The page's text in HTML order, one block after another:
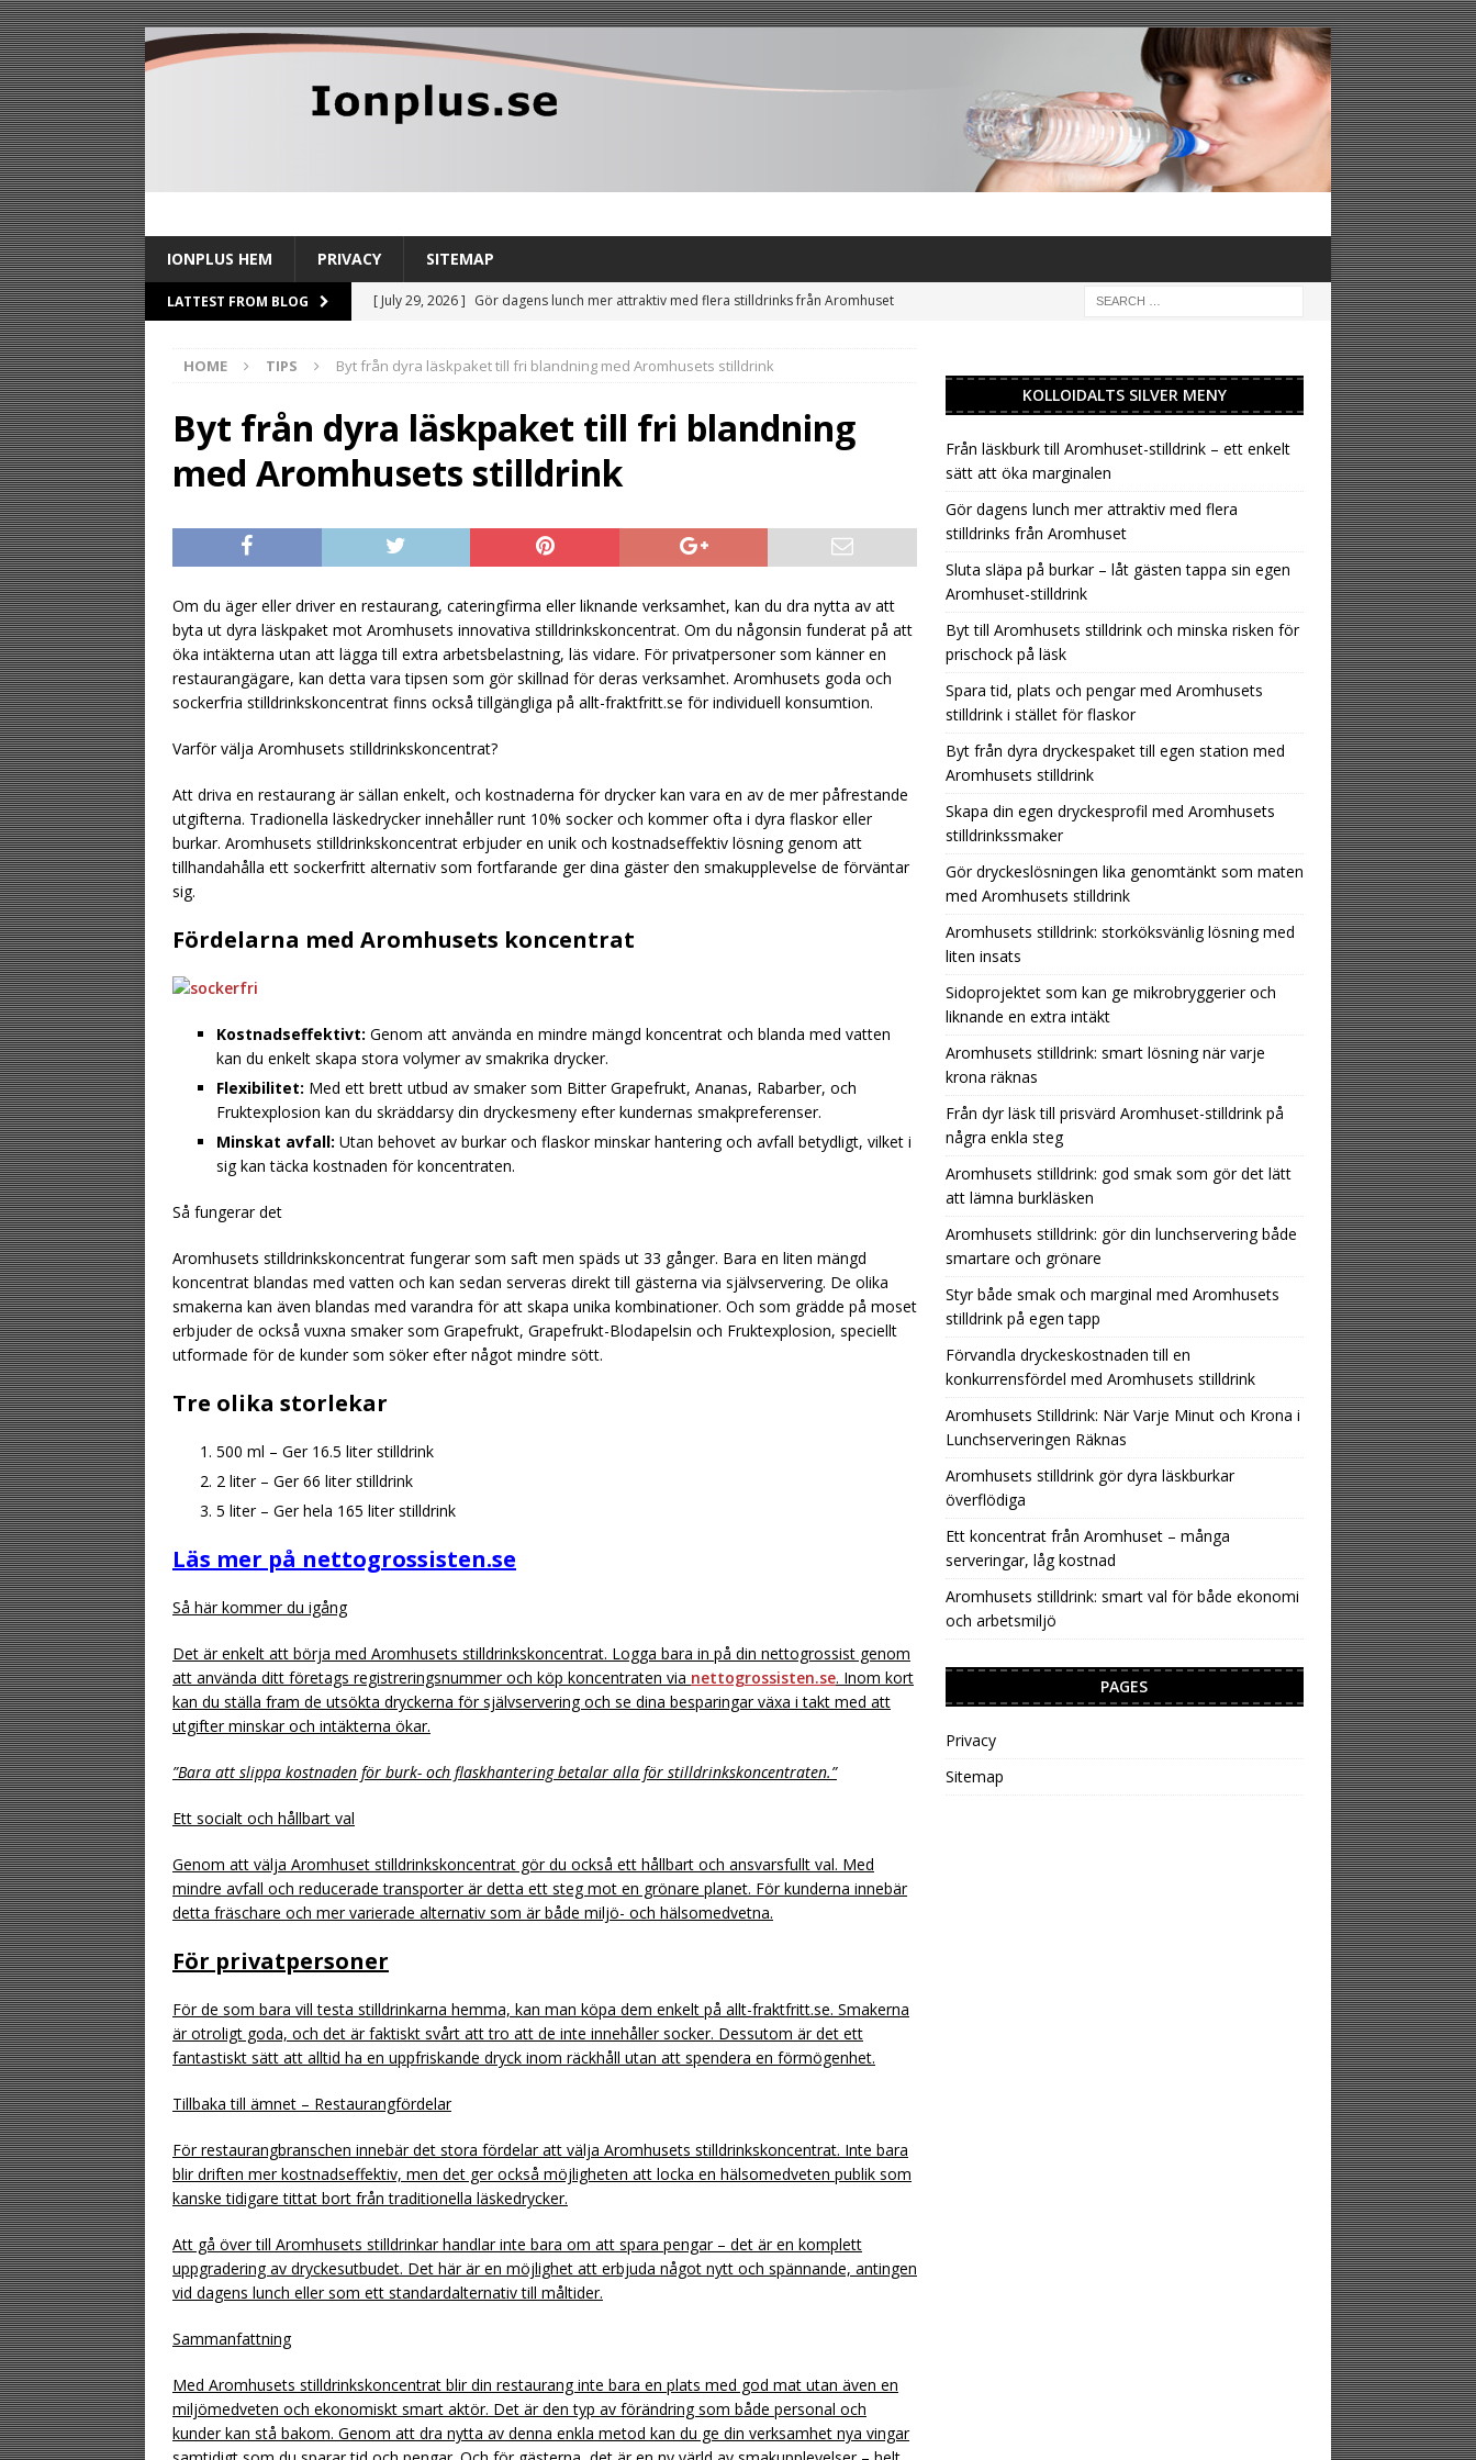
IONPLUS HEM PRIVACY SITEMAP
LATTEST FROM BLOG [ July 29, 2026 ] Gör dagens lunch mer attraktiv med flera stilldrinks från Aromhuset
[ July 27, 2026 ] Sluta släpa på burkar – låt gästen tappa sin egen Aromhuset-
stilldrink
TIPS
Byt till Aromhusets stilldrink och minska risken för prischock på läsk
TIPS
[ July 23, 2026 ] Spara tid, plats och pengar med Aromhusets stilldrink i stället för
[ August 2, 2026 ] Från läskburk till Aromhuset-stilldrink – ett enkelt sätt att öka
marginalen
TIPS
HOME TIPS Byt från dyra läskpaket till fri blandning med Aromhusets stilldrink
Byt från dyra läskpaket till fri blandning
med Aromhusets stilldrink
Om du äger eller driver en restaurang, cateringfirma eller liknande verksamhet, kan du dra nytta av att
byta ut dyra läskpaket mot Aromhusets innovativa stilldrinkskoncentrat. Om du någonsin funderat på att
öka intäkterna utan att lägga till extra arbetsbelastning, läs vidare. För privatpersoner som känner en
restaurangägare, kan detta vara tipsen som gör skillnad för deras verksamhet. Aromhusets goda och
sockerfria stilldrinkskoncentrat finns också tillgängliga på allt-fraktfritt.se för individuell konsumtion.
Varför välja Aromhusets stilldrinkskoncentrat?
Att driva en restaurang är sällan enkelt, och kostnaderna för drycker kan vara en av de mer påfrestande
utgifterna. Tradionella läskedrycker innehåller runt 10% socker och kommer ofta i dyra flaskor eller
burkar. Aromhusets stilldrinkskoncentrat erbjuder en unik och kostnadseffektiv lösning genom att
tillhandahålla ett sockerfritt alternativ som fortfarande ger dina gäster den smakupplevelse de förväntar
sig.
Fördelarna med Aromhusets koncentrat
Kostnadseffektivt: Genom att använda en mindre mängd koncentrat och blanda med vatten
kan du enkelt skapa stora volymer av smakrika drycker.
Flexibilitet: Med ett brett utbud av smaker som Bitter Grapefrukt, Ananas, Rabarber, och
Fruktexplosion kan du skräddarsy din dryckesmeny efter kundernas smakpreferenser.
Minskat avfall: Utan behovet av burkar och flaskor minskar hantering och avfall betydligt, vilket i
sig kan täcka kostnaden för koncentraten.
Så fungerar det
Aromhusets stilldrinkskoncentrat fungerar som saft men späds ut 33 gånger. Bara en liten mängd
koncentrat blandas med vatten och kan sedan serveras direkt till gästerna via självservering. De olika
smakerna kan även blandas med varandra för att skapa unika kombinationer. Och som grädde på moset
erbjuder de också vuxna smaker som Grapefrukt, Grapefrukt-Blodapelsin och Fruktexplosion, speciellt
utformade för de kunder som söker efter något mindre sött.
Tre olika storlekar
500 ml – Ger 16.5 liter stilldrink
2 liter – Ger 66 liter stilldrink
5 liter – Ger hela 165 liter stilldrink
Läs mer på nettogrossisten.se
Så här kommer du igång
Det är enkelt att börja med Aromhusets stilldrinkskoncentrat. Logga bara in på din nettogrossist genom
att använda ditt företags registreringsnummer och köp koncentraten via nettogrossisten.se. Inom kort
kan du ställa fram de utsökta dryckerna för självservering och se dina besparingar växa i takt med att
utgifter minskar och intäkterna ökar.
”Bara att slippa kostnaden för burk- och flaskhantering betalar alla för stilldrinkskoncentraten.”
Ett socialt och hållbart val
Genom att välja Aromhuset stilldrinkskoncentrat gör du också ett hållbart och ansvarsfullt val. Med
mindre avfall och reducerade transporter är detta ett steg mot en grönare planet. För kunderna innebär
detta fräschare och mer varierade alternativ som är både miljö- och hälsomedvetna.
För privatpersoner
För de som bara vill testa stilldrinkarna hemma, kan man köpa dem enkelt på allt-fraktfritt.se. Smakerna
är otroligt goda, och det är faktiskt svårt att tro att de inte innehåller socker. Dessutom är det ett
fantastiskt sätt att alltid ha en uppfriskande dryck inom räckhåll utan att spendera en förmögenhet.
Tillbaka till ämnet – Restaurangfördelar
För restaurangbranschen innebär det stora fördelar att välja Aromhusets stilldrinkskoncentrat. Inte bara
blir driften mer kostnadseffektiv, men det ger också möjligheten att locka en hälsomedveten publik som
kanske tidigare tittat bort från traditionella läskedrycker.
Att gå över till Aromhusets stilldrinkar handlar inte bara om att spara pengar – det är en komplett
uppgradering av dryckesutbudet. Det här är en möjlighet att erbjuda något nytt och spännande, antingen
vid dagens lunch eller som ett standardalternativ till måltider.
Sammanfattning
Med Aromhusets stilldrinkskoncentrat blir din restaurang inte bara en plats med god mat utan även en
miljömedveten och ekonomiskt smart aktör. Det är den typ av förändring som både personal och
kunder kan stå bakom. Genom att dra nytta av denna enkla metod kan du ge din verksamhet nya vingar
KOLLOIDALTS SILVER MENY
Från läskburk till Aromhuset-stilldrink – ett enkelt
sätt att öka marginalen
Gör dagens lunch mer attraktiv med flera
stilldrinks från Aromhuset
Sluta släpa på burkar – låt gästen tappa sin egen
Aromhuset-stilldrink
Byt till Aromhusets stilldrink och minska risken för
prischock på läsk
Spara tid, plats och pengar med Aromhusets
stilldrink i stället för flaskor
Byt från dyra dryckespaket till egen station med
Aromhusets stilldrink
Skapa din egen dryckesprofil med Aromhusets
stilldrinkssmaker
Gör dryckeslösningen lika genomtänkt som maten
med Aromhusets stilldrink
Aromhusets stilldrink: storköksvänlig lösning med
liten insats
Sidoprojektet som kan ge mikrobryggerier och
liknande en extra intäkt
Aromhusets stilldrink: smart lösning när varje
krona räknas
Från dyr läsk till prisvärd Aromhuset-stilldrink på
några enkla steg
Aromhusets stilldrink: god smak som gör det lätt
att lämna burkläsken
Aromhusets stilldrink: gör din lunchservering både
smartare och grönare
Styr både smak och marginal med Aromhusets
stilldrink på egen tapp
Förvandla dryckeskostnaden till en
konkurrensfördel med Aromhusets stilldrink
Aromhusets Stilldrink: När Varje Minut och Krona i
Lunchserveringen Räknas
Aromhusets stilldrink gör dyra läskburkar
överflödiga
Ett koncentrat från Aromhuset – många
serveringar, låg kostnad
Aromhusets stilldrink: smart val för både ekonomi
och arbetsmiljö
PAGES
Privacy
Sitemap